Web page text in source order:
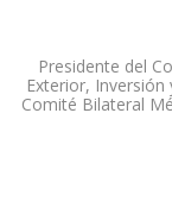
Presidente del
Exterior, Inversión
Comité Bilateral